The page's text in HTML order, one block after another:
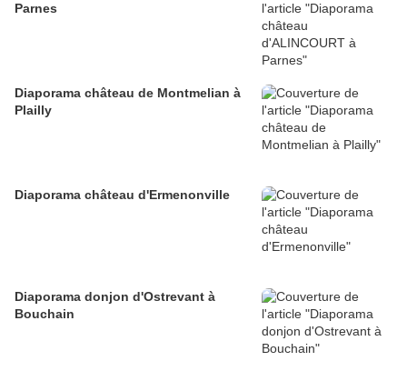
Parnes
Diaporama château de Montmelian à
Plailly
Diaporama château d'Ermenonville
Diaporama donjon d'Ostrevant à
Bouchain